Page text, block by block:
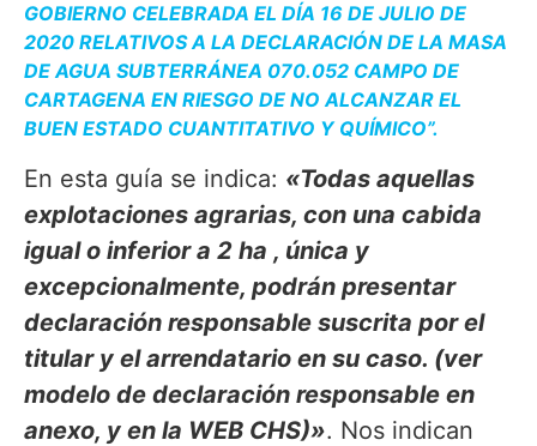
GOBIERNO CELEBRADA EL DÍA 16 DE JULIO DE
2020 RELATIVOS A LA DECLARACIÓN DE LA MASA
DE AGUA SUBTERRÁNEA 070.052 CAMPO DE
CARTAGENA EN RIESGO DE NO ALCANZAR EL
BUEN ESTADO CUANTITATIVO Y QUÍMICO”.
En esta guía se indica: «Todas aquellas
explotaciones agrarias, con una cabida
igual o inferior a 2 ha , única y
excepcionalmente, podrán presentar
declaración responsable suscrita por el
titular y el arrendatario en su caso. (ver
modelo de declaración responsable en
anexo, y en la WEB CHS)». Nos indican